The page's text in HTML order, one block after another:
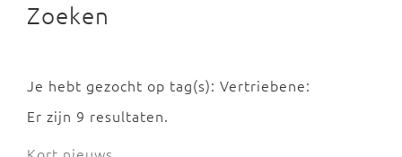
Zoeken
Je hebt gezocht op tag(s): Vertriebene:
Er zijn 9 resultaten.